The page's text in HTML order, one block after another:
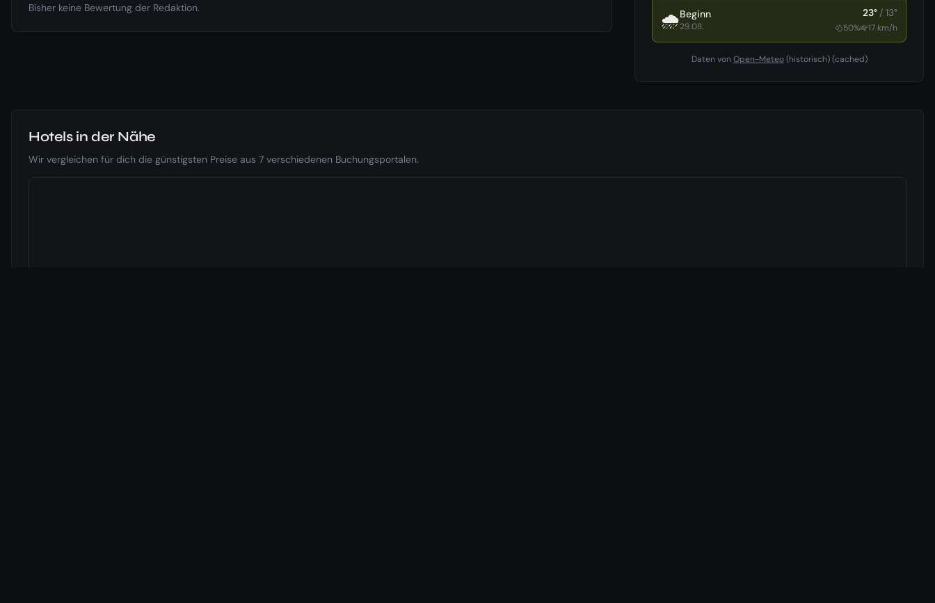
Bisher keine Bewertung der Redaktion.
🌧️Beginn
29.08.
23° / 13°
50% 17 km/h
Daten von Open-Meteo(historisch)(cached)
Hotels in der Nähe
Wir vergleichen für dich die günstigsten Preise aus 7 verschiedenen Buchungsportalen.